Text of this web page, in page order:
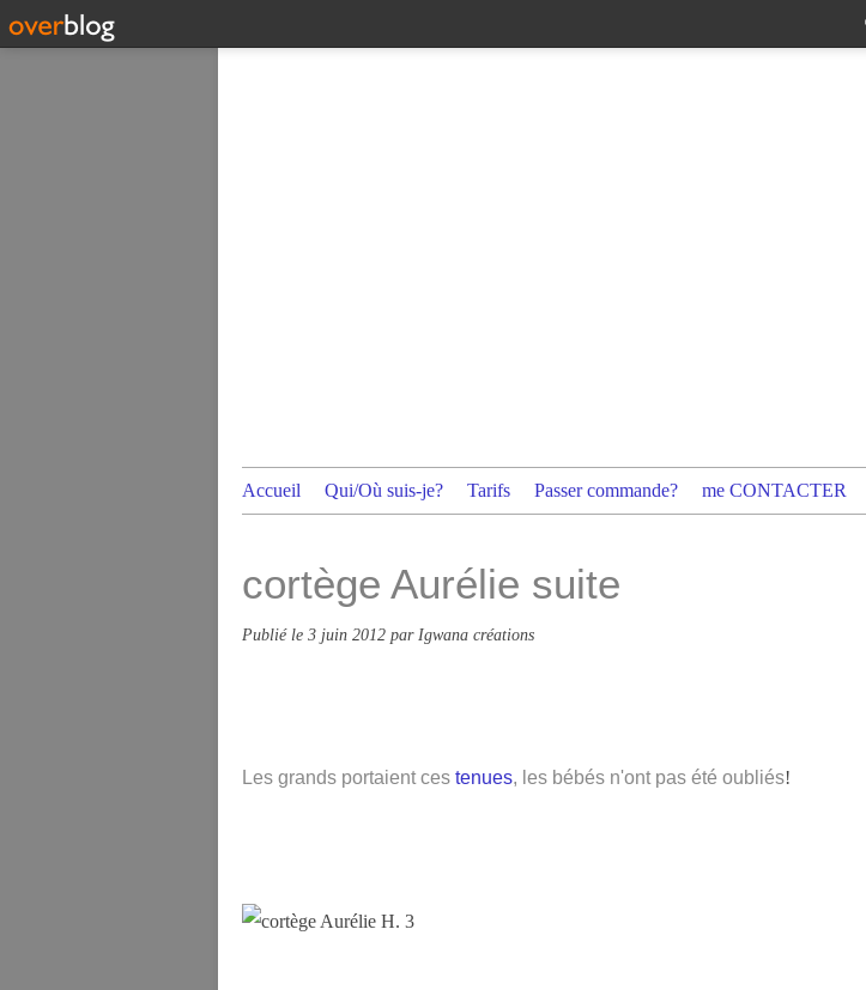
Accueil Qui/Où suis-je? Tarifs Passer commande? me CONTACTER
cortège Aurélie suite
Publié le 3 juin 2012 par Igwana créations
Les grands portaient ces tenues, les bébés n'ont pas été oubliés!